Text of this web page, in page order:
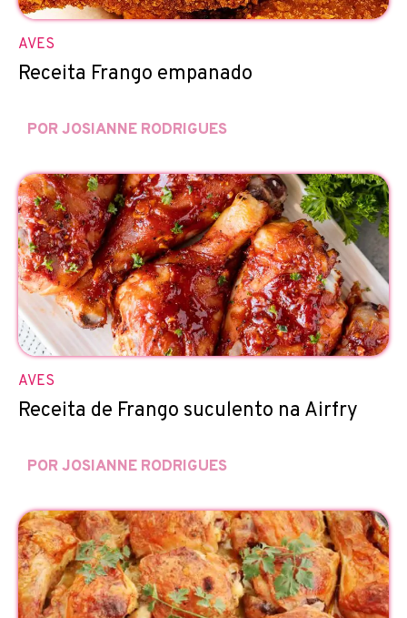
AVES
Receita Frango empanado
POR JOSIANNE RODRIGUES
AVES
Receita de Frango suculento na Airfry
POR JOSIANNE RODRIGUES